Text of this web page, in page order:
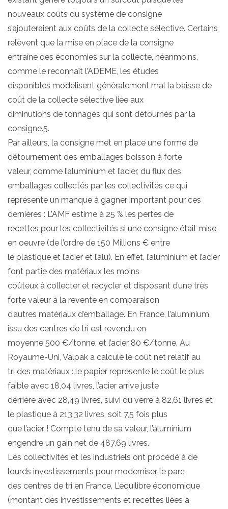
nouveaux coûts du système de consigne
s’ajouteraient aux coûts de la collecte sélective. Certains
relèvent que la mise en place de la consigne
entraîne des économies sur la collecte, néanmoins,
comme le reconnaît l’ADEME, les études
disponibles modélisent généralement mal la baisse de
coût de la collecte sélective liée aux
diminutions de tonnages qui sont détournés par la
consigne.5.
Par ailleurs, la consigne met en place une forme de
détournement des emballages boisson à forte
valeur, comme l’aluminium et l’acier, du flux des
emballages collectés par les collectivités ce qui
représente un manque à gagner important pour ces
dernières : L’AMF estime à 25 % les pertes de
recettes pour les collectivités si une consigne était mise
en oeuvre (de l’ordre de 150 Millions € entre
le plastique et l’acier et l’alu). En effet, l’aluminium et l’acier
font partie des matériaux les moins
coûteux à collecter et recycler et disposant d’une très
forte valeur à la revente en comparaison
d’autres matériaux d’emballage. En France, l’aluminium
issu des centres de tri est revendu en
moyenne 500 €/tonne, et l’acier 80 €/tonne. Au
Royaume-Uni, Valpak a calculé le coût net relatif au
tri des matériaux : le papier représente le coût le plus
faible avec 18,04 livres, l’acier arrive juste
derrière avec 28,49 livres, suivi du verre à 82,61 livres et
le plastique à 213,32 livres, soit 7,5 fois plus
que l’acier ! Compte tenu de sa valeur, l’aluminium
engendre un gain net de 487,69 livres.
Les collectivités et les industriels ont procédé à de
lourds investissements pour moderniser le parc
des centres de tri en France. L’équilibre économique
(montant des investissements et recettes liées à